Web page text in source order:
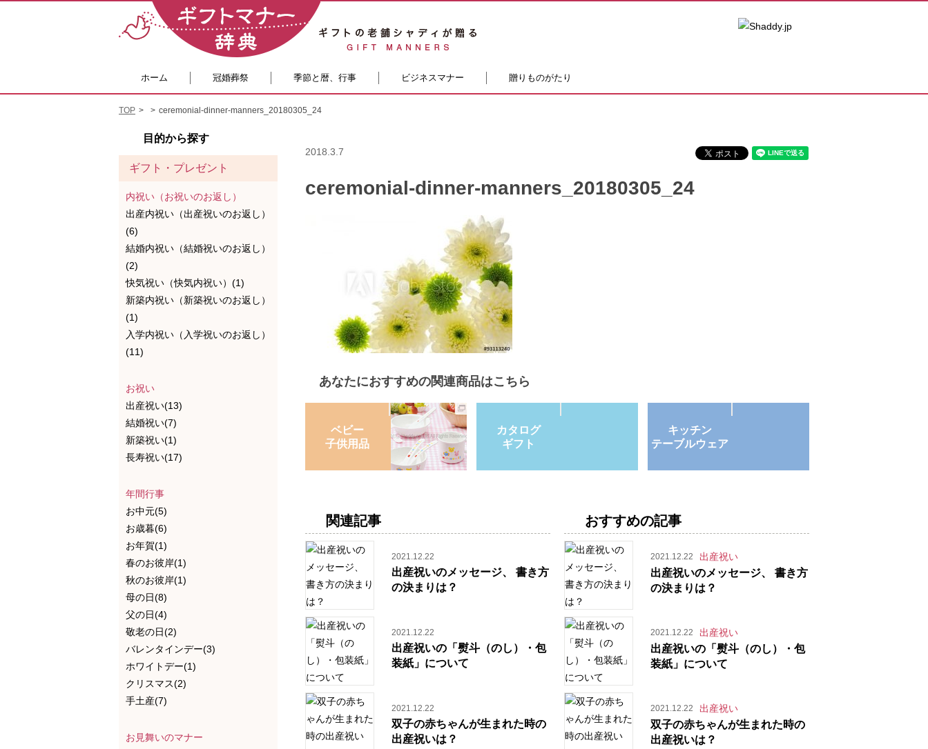
ホーム 冠婚葬祭 季節と暦、行事 ビジネスマナー 贈りものがたり
TOP ceremonial-dinner-manners_20180305_24
2018.3.7
ceremonial-dinner-manners_20180305_24
あなたにおすすめの関連商品はこちら
ベビー
子供用品
カタログ
ギフト
キッチン
テーブルウェア
関連記事
2021.12.22
出産祝いのメッセージ、 書き方
の決まりは？
2021.12.22
出産祝いの「熨斗（のし）・包
装紙」について
2021.12.22
双子の赤ちゃんが生まれた時の
出産祝いは？
おすすめの記事
2021.12.22 出産祝い
出産祝いのメッセージ、 書き方
の決まりは？
2021.12.22 出産祝い
出産祝いの「熨斗（のし）・包
装紙」について
2021.12.22 出産祝い
双子の赤ちゃんが生まれた時の
出産祝いは？
目的から探す
ギフト・プレゼント
内祝い（お祝いのお返し）
出産内祝い（出産祝いのお返し）
(6)
結婚内祝い（結婚祝いのお返し）
(2)
快気祝い（快気内祝い）(1)
新築内祝い（新築祝いのお返し）
(1)
入学内祝い（入学祝いのお返し）
(11)
お祝い
出産祝い(13)
結婚祝い(7)
新築祝い(1)
長寿祝い(17)
年間行事
お中元(5)
お歳暮(6)
お年賀(1)
春のお彼岸(1)
秋のお彼岸(1)
母の日(8)
父の日(4)
敬老の日(2)
バレンタインデー(3)
ホワイトデー(1)
クリスマス(2)
手土産(7)
お見舞いのマナー